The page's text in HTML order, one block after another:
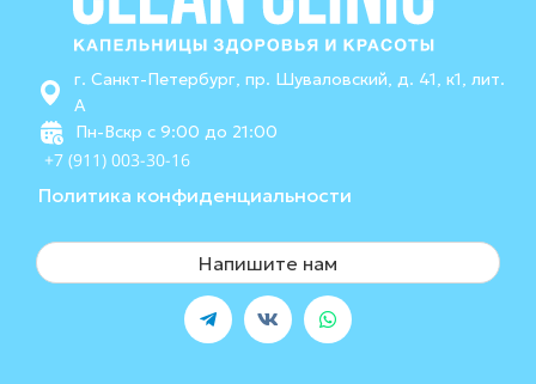
г. Санкт-Петербург, пр. Шуваловский, д. 41, к1, лит.
А
Пн-Вскр с 9:00 до 21:00
+7 (911) 003-30-16
Политика конфиденциальности
Напишите нам